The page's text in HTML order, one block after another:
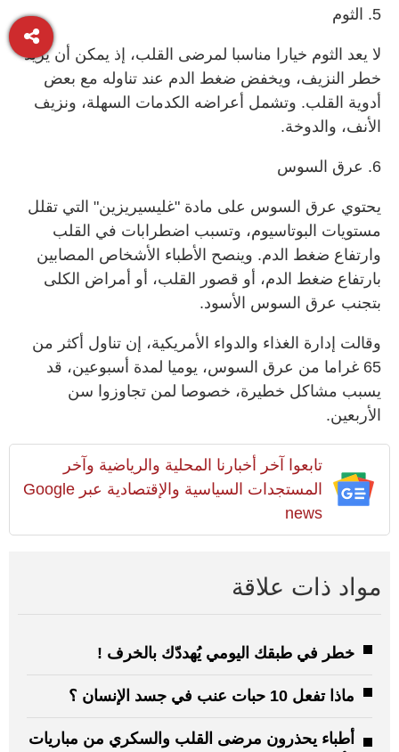
5. الثوم
لا يعد الثوم خيارا مناسبا لمرضى القلب، إذ يمكن أن يزيد
خطر النزيف، ويخفض ضغط الدم عند تناوله مع بعض
أدوية القلب. وتشمل أعراضه الكدمات السهلة، ونزيف
الأنف، والدوخة.
6. عرق السوس
يحتوي عرق السوس على مادة "غليسيريزين" التي تقلل
مستويات البوتاسيوم، وتسبب اضطرابات في القلب
وارتفاع ضغط الدم. وينصح الأطباء الأشخاص المصابين
بارتفاع ضغط الدم، أو قصور القلب، أو أمراض الكلى
بتجنب عرق السوس الأسود.
وقالت إدارة الغذاء والدواء الأمريكية، إن تناول أكثر من
65 غراما من عرق السوس، يوميا لمدة أسبوعين، قد
يسبب مشاكل خطيرة، خصوصا لمن تجاوزوا سن
الأربعين.
تابعوا آخر أخبارنا المحلية والرياضية وآخر
المستجدات السياسية والإقتصادية عبر Google
news
مواد ذات علاقة
خطر في طبقك اليومي يُهددّك بالخرف !
ماذا تفعل 10 حبات عنب في جسد الإنسان ؟
أطباء يحذرون مرضى القلب والسكري من مباريات